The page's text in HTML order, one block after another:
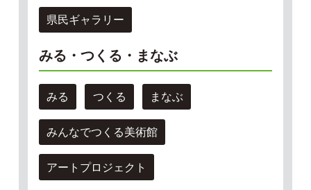
県民ギャラリー
みる・つくる・まなぶ
みる つくる まなぶ
みんなでつくる美術館
アートプロジェクト